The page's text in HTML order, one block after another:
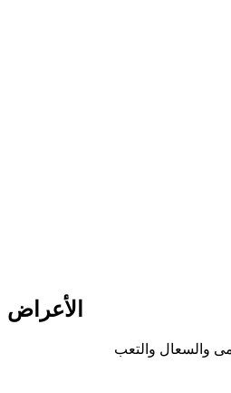
الأعراض